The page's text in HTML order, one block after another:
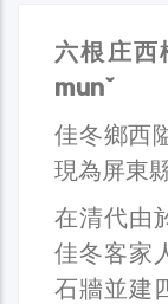
六根庄西
munˇ
佳冬鄉西
現為屏東
在清代由
佳冬客家
石牆並建